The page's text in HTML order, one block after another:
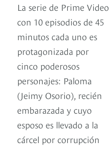
La serie de Prime Video
con 10 episodios de 45
minutos cada uno es
protagonizada por
cinco poderosos
personajes: Paloma
(Jeimy Osorio), recién
embarazada y cuyo
esposo es llevado a la
cárcel por corrupción